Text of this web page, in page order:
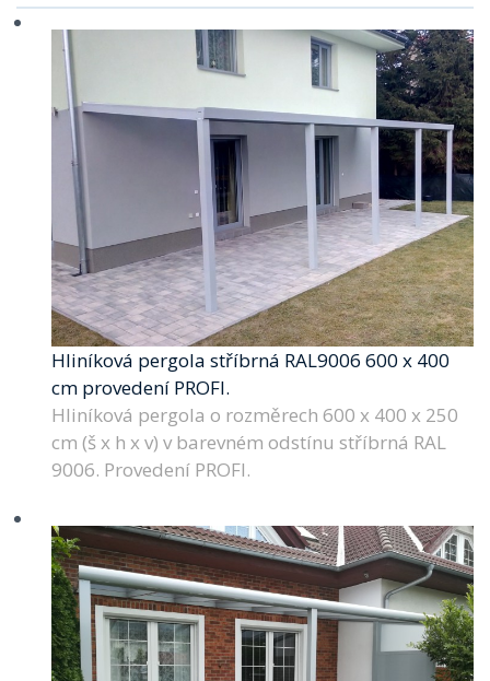
Hliníková pergola stříbrná RAL9006 600 x 400
cm provedení PROFI.
Hliníková pergola o rozměrech 600 x 400 x 250
cm (š x h x v) v barevném odstínu stříbrná RAL
9006. Provedení PROFI.